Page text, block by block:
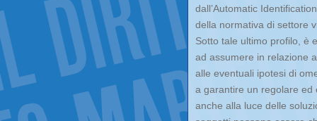
dall’Automatic
della normativa di settore
Sotto tale ultimo profilo, è
ad assumere in relazione
alle eventuali ipotesi di
a garantire un regolare ed
anche alla luce delle